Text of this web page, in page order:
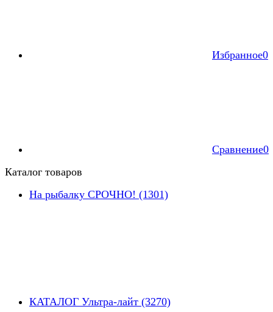
Избранное0
Сравнение0
Каталог товаров
На рыбалку СРОЧНО! (1301)
КАТАЛОГ Ультра-лайт (3270)